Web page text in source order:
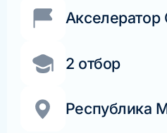
Акселератор
2 отбор
Республика